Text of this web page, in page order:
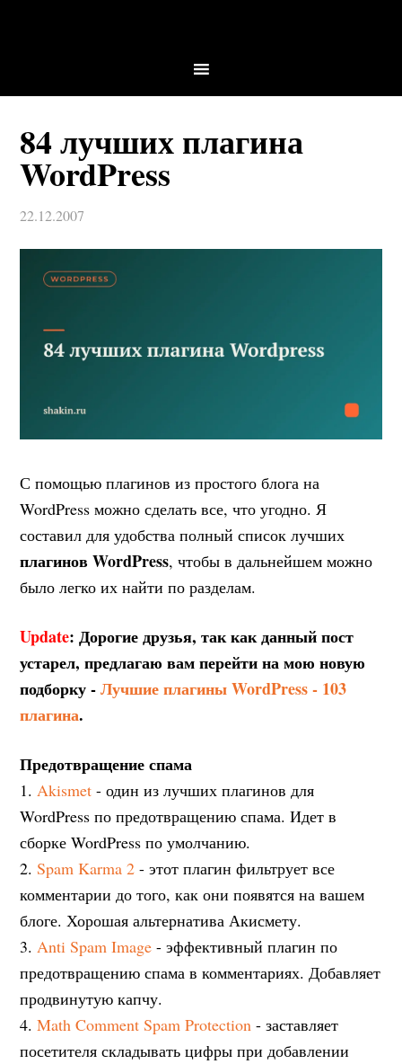
84 лучших плагина
WordPress
22.12.2007
С помощью плагинов из простого блога на
WordPress можно сделать все, что угодно. Я
составил для удобства полный список лучших
плагинов WordPress, чтобы в дальнейшем можно
было легко их найти по разделам.
Update: Дорогие друзья, так как данный пост
устарел, предлагаю вам перейти на мою новую
подборку -Лучшие плагины WordPress - 103
плагина.
Предотвращение спама
1.Akismet - один из лучших плагинов для
WordPress по предотвращению спама. Идет в
сборке WordPress по умолчанию.
2.Spam Karma 2 - этот плагин фильтрует все
комментарии до того, как они появятся на вашем
блоге. Хорошая альтернатива Акисмету.
3.Anti Spam Image - эффективный плагин по
предотвращению спама в комментариях. Добавляет
продвинутую капчу.
4.Math Comment Spam Protection - заставляет
посетителя складывать цифры при добавлении